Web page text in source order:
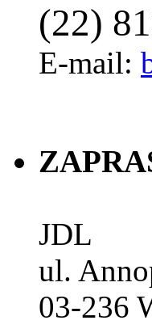
(22)
E-mail:
JDL
ul.
03-236